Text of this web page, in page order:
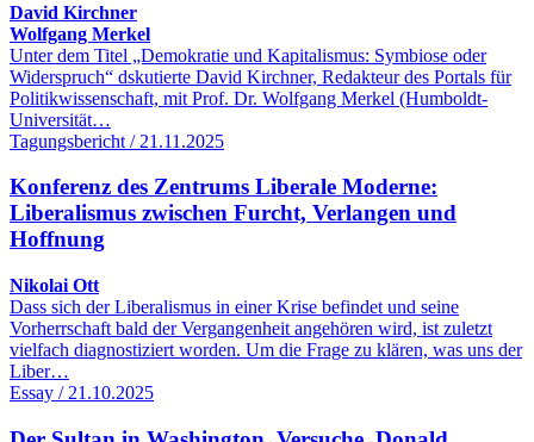
David Kirchner
Wolfgang Merkel
Unter dem Titel „Demokratie und Kapitalismus: Symbiose oder
Widerspruch“ dskutierte David Kirchner, Redakteur des Portals für
Politikwissenschaft, mit Prof. Dr. Wolfgang Merkel (Humboldt-
Universität…
Tagungsbericht / 21.11.2025
Konferenz des Zentrums Liberale Moderne:
Liberalismus zwischen Furcht, Verlangen und
Hoffnung
Nikolai Ott
Dass sich der Liberalismus in einer Krise befindet und seine
Vorherrschaft bald der Vergangenheit angehören wird, ist zuletzt
vielfach diagnostiziert worden. Um die Frage zu klären, was uns der
Liber…
Essay / 21.10.2025